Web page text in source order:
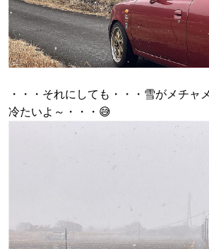
・・・それにしても・・・雪がメチャ
冷たいよ～・・・😅